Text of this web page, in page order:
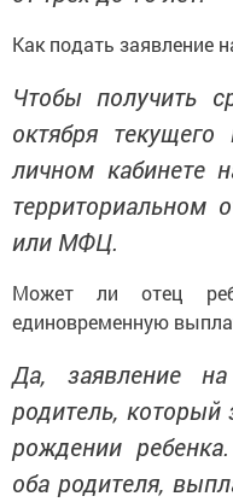
Как подать заявление
Чтобы получить
октября
личном кабинете
территориальном
или МФЦ.
Может ли отец
единовременную
Да, заявление
родитель, который
рождении
оба родителя,